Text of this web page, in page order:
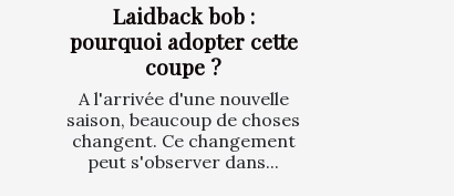
Laidback bob :
pourquoi adopter cette
coupe ?
A l'arrivée d'une nouvelle
saison, beaucoup de choses
changent. Ce changement
peut s'observer dans...